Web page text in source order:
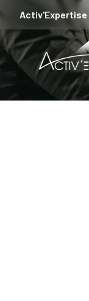
Activ'Expertise